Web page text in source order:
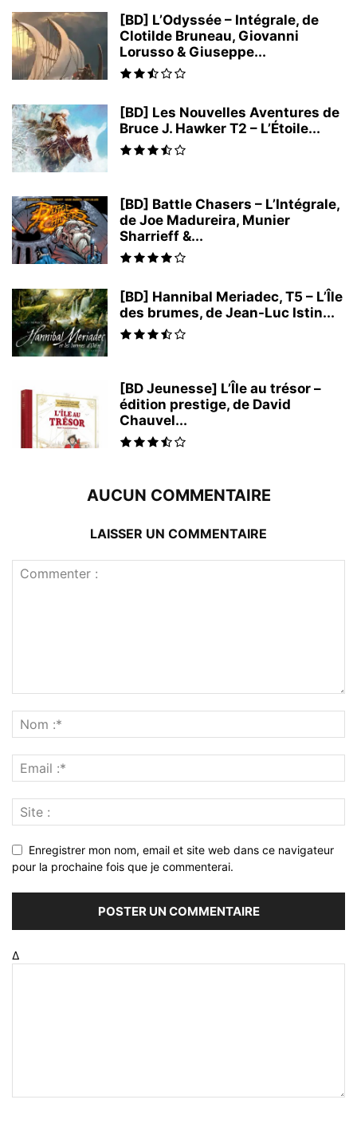
[BD] L’Odyssée – Intégrale, de
Clotilde Bruneau, Giovanni
Lorusso & Giuseppe...
[BD] Les Nouvelles Aventures de
Bruce J. Hawker T2 – L’Étoile...
[BD] Battle Chasers – L’Intégrale,
de Joe Madureira, Munier
Sharrieff &...
[BD] Hannibal Meriadec, T5 – L’Île
des brumes, de Jean-Luc Istin...
[BD Jeunesse] L’Île au trésor –
édition prestige, de David
Chauvel...
AUCUN COMMENTAIRE
LAISSER UN COMMENTAIRE
Enregistrer mon nom, email et site web dans ce navigateur
pour la prochaine fois que je commenterai.
Δ